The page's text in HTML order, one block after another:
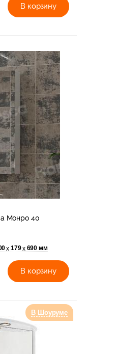
В корзину
Монро 40
х 179х 690 мм
В корзину
В Шоуруме